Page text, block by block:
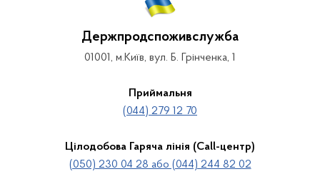
Держпродспоживслужба
01001, м.Київ, вул. Б. Грінченка, 1
Приймальня
(044) 279 12 70
Цілодобова Гаряча лінія (Call-центр)
(050) 230 04 28 або (044) 244 82 02